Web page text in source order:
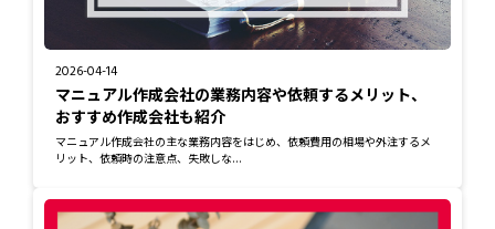
2026-04-14
マニュアル作成会社の業務内容や依頼するメリット、
おすすめ作成会社も紹介
マニュアル作成会社の主な業務内容をはじめ、依頼費用の相場や外注するメ
リット、依頼時の注意点、失敗しな...